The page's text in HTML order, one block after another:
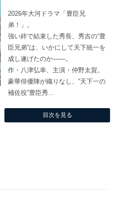
2026年大河ドラマ「豊臣兄
弟！」。
強い絆で結束した秀長、秀吉の“豊
臣兄弟”は、いかにして天下統一を
成し遂げたのか――。
作・八津弘幸、主演・仲野太賀。
豪華俳優陣が織りなし、“天下一の
補佐役”豊臣秀...
目次を見る